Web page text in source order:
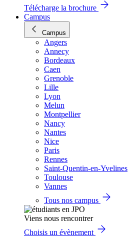
Télécharge la brochure
Campus
Campus
Angers
Annecy
Bordeaux
Caen
Grenoble
Lille
Lyon
Melun
Montpellier
Nancy
Nantes
Nice
Paris
Rennes
Saint-Quentin-en-Yvelines
Toulouse
Vannes
Tous nos campus
Viens nous rencontrer
Choisis un évènement